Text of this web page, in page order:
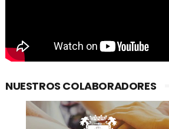
NUESTROS COLABORADORES